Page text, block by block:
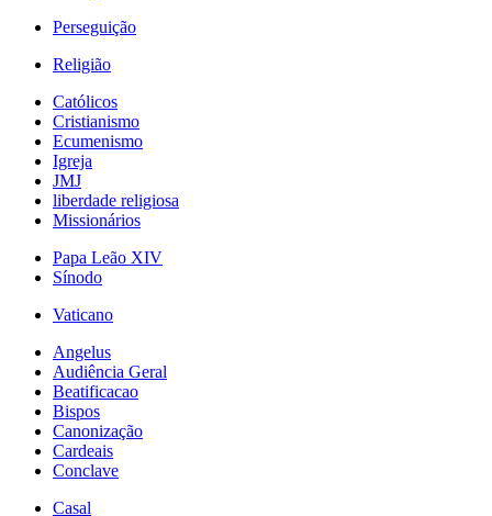
Perseguição
Religião
Católicos
Cristianismo
Ecumenismo
Igreja
JMJ
liberdade religiosa
Missionários
Papa Leão XIV
Sínodo
Vaticano
Angelus
Audiência Geral
Beatificacao
Bispos
Canonização
Cardeais
Conclave
Casal